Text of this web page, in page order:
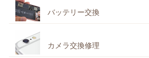
バッテリー交換
カメラ交換修理